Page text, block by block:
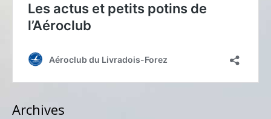
Archives